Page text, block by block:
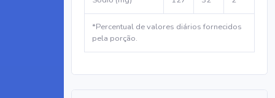
*Percentual de valores diários fornecidos
pela porção.